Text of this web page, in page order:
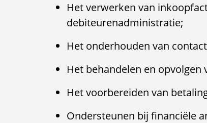
Het verwerken van
debiteurenadministratie;
Het onderhouden van
Het behandelen en
Het voorbereiden van
Ondersteunen bij financiële